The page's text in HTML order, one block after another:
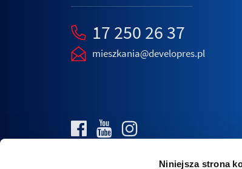
Niniejsza strona
17 250 26 37
mieszkania@developres.pl